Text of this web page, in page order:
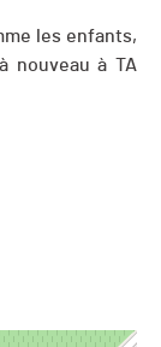
les enfants,
nouveau à TA